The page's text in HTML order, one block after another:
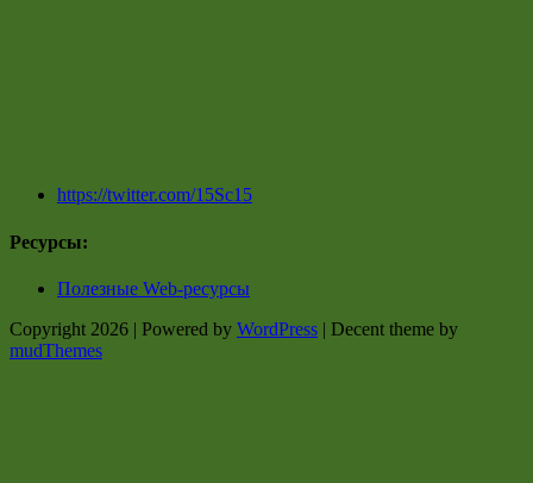
https://twitter.com/15Sc15
Ресурсы:
Полезные Web-ресурсы
Copyright 2026 | Powered by WordPress | Decent theme by
mudThemes